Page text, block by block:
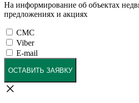
На информирование об объектах
предложениях и акциях
СМС
Viber
E-mail
ОСТАВИТЬ ЗАЯВКУ